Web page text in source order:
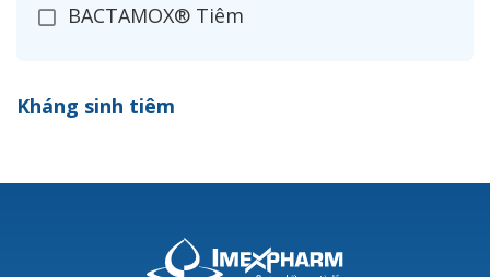
BACTAMOX® Tiêm
Ceftizoxim®
Kháng sinh tiêm